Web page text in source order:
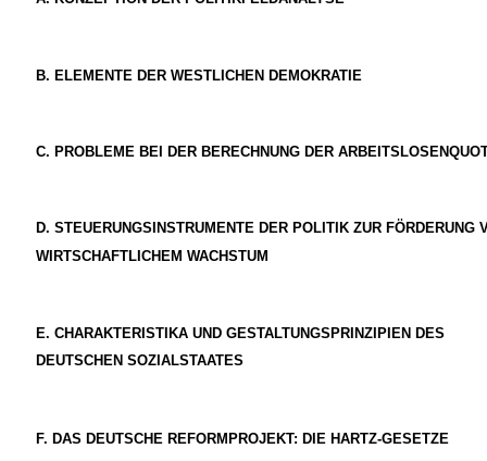
B. ELEMENTE DER WESTLICHEN DEMOKRATIE
C. PROBLEME BEI DER BERECHNUNG DER
D. STEUERUNGSINSTRUMENTE DER POLITIK ZUR FÖRDERUNG
WIRTSCHAFTLICHEM WACHSTUM
E. CHARAKTERISTIKA UND GESTALTUNGSPRINZIPIEN DES
DEUTSCHEN SOZIALSTAATES
F. DAS DEUTSCHE REFORMPROJEKT: DIE HARTZ-GESETZE